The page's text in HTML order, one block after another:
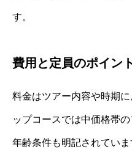
す。
費用と定員のポイン
料金はツアー内容や時期
ップコースでは中価格帯
年齢条件も明記されてい